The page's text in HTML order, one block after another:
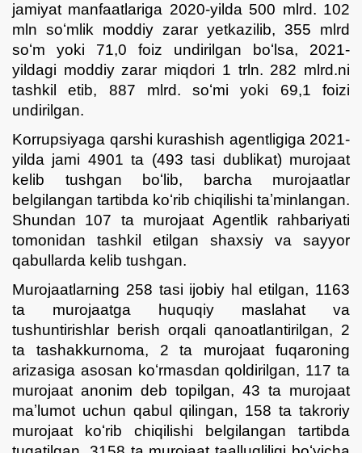
jamiyat manfaatlariga 2020-yilda 500 mlrd. 102
mln soʻmlik moddiy zarar yetkazilib, 355 mlrd
soʻm yoki 71,0 foiz undirilgan boʻlsa, 2021-
yildagi moddiy zarar miqdori 1 trln. 282 mlrd.ni
tashkil etib, 887 mlrd. soʻmi yoki 69,1 foizi
undirilgan.
Korrupsiyaga qarshi kurashish agentligiga 2021-
yilda jami 4901 ta (493 tasi dublikat) murojaat
kelib tushgan boʻlib, barcha murojaatlar
belgilangan tartibda koʻrib chiqilishi taʼminlangan.
Shundan 107 ta murojaat Agentlik rahbariyati
tomonidan tashkil etilgan shaxsiy va sayyor
qabullarda kelib tushgan.
Murojaatlarning 258 tasi ijobiy hal etilgan, 1163
ta murojaatga huquqiy maslahat va
tushuntirishlar berish orqali qanoatlantirilgan, 2
ta tashakkurnoma, 2 ta murojaat fuqaroning
arizasiga asosan koʻrmasdan qoldirilgan, 117 ta
murojaat anonim deb topilgan, 43 ta murojaat
maʼlumot uchun qabul qilingan, 158 ta takroriy
murojaat koʻrib chiqilishi belgilangan tartibda